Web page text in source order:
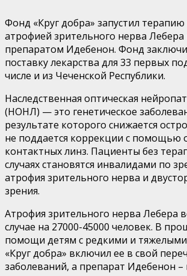
Фонд «Круг добра» запустил
атрофией зрительного нерва
препаратом Идебенон. Фонд
поставку лекарства для 33 первых
числе и из Чеченской Республики.
Наследственная оптическая
(НОНЛ) — это генетическое
результате которого снижается
не поддается коррекции с помощью
контактных линз. Пациенты без
случаях становятся инвалидами по
атрофия зрительного нерва и
зрения.
Атрофия зрительного нерва Лебера
случае на 27000-45000 человек. В
помощи детям с редкими и
«Круг добра» включил ее в свой
заболеваний, а препарат Идебенон –